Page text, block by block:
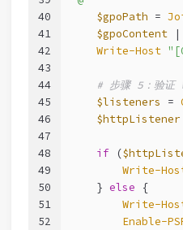
40
41
42
43
44
45
46
47
48
49
50
51
52
$gpoPath =
$gpoContent |
Write-Host
# 步骤 5：验证
$listeners =
$httpListener
if (
Write-
    }
else {
Write-
Enable-